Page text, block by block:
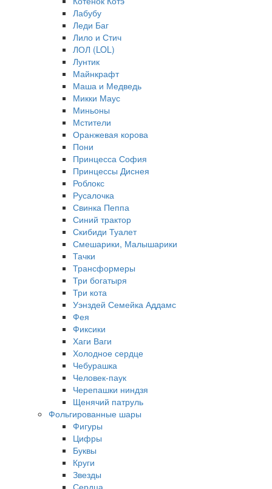
Лабубу
Леди Баг
Лило и Стич
ЛОЛ (LOL)
Лунтик
Майнкрафт
Маша и Медведь
Микки Маус
Миньоны
Мстители
Оранжевая корова
Пони
Принцесса София
Принцессы Диснея
Роблокс
Русалочка
Свинка Пеппа
Синий трактор
Скибиди Туалет
Смешарики, Малышарики
Тачки
Трансформеры
Три богатыря
Три кота
Уэнздей Семейка Аддамс
Фея
Фиксики
Хаги Ваги
Холодное сердце
Чебурашка
Человек-паук
Черепашки ниндзя
Щенячий патруль
Фольгированные шары
Фигуры
Цифры
Буквы
Круги
Звезды
Сердца